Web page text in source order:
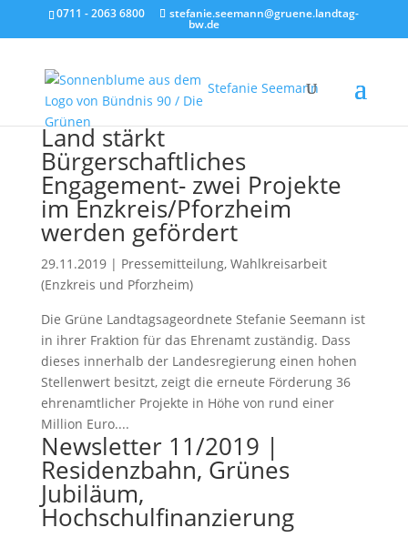
0711 - 2063 6800 stefanie.seemann@gruene.landtag-
bw.de
Stefanie Seemann
Land stärkt
Bürgerschaftliches
Engagement- zwei Projekte
im Enzkreis/Pforzheim
werden gefördert
29.11.2019| Pressemitteilung, Wahlkreisarbeit
(Enzkreis und Pforzheim)
Die Grüne Landtagsageordnete Stefanie Seemann ist
in ihrer Fraktion für das Ehrenamt zuständig. Dass
dieses innerhalb der Landesregierung einen hohen
Stellenwert besitzt, zeigt die erneute Förderung 36
ehrenamtlicher Projekte in Höhe von rund einer
Million Euro....
Newsletter 11/2019 |
Residenzbahn, Grünes
Jubiläum,
Hochschulfinanzierung